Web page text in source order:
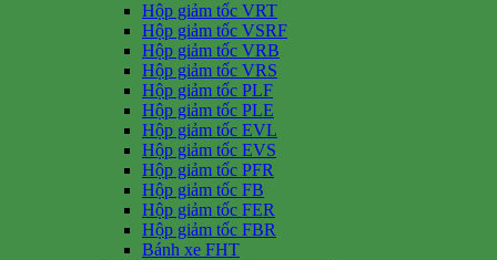
Hộp giảm tốc VRT
Hộp giảm tốc VSRF
Hộp giảm tốc VRB
Hộp giảm tốc VRS
Hộp giảm tốc PLF
Hộp giảm tốc PLE
Hộp giảm tốc EVL
Hộp giảm tốc EVS
Hộp giảm tốc PFR
Hộp giảm tốc FB
Hộp giảm tốc FER
Hộp giảm tốc FBR
Bánh xe FHT